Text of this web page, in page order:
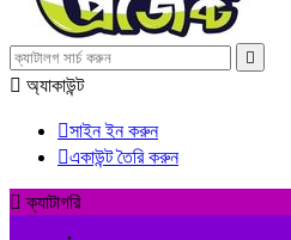

 অ্যাকাউন্ট
সাইন ইন করুন
একাউন্ট তৈরি করুন
 ক্যাটাগরি